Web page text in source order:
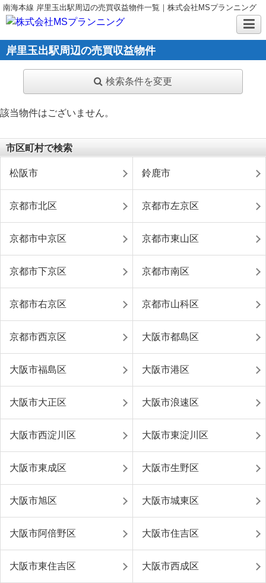
南海本線 岸里玉出駅周辺の売買収益物件一覧｜株式会社MSプランニング
岸里玉出駅周辺の売買収益物件
検索条件を変更
該当物件はございません。
市区町村で検索
松阪市 鈴鹿市
京都市北区 京都市左京区
京都市中京区 京都市東山区
京都市下京区 京都市南区
京都市右京区 京都市山科区
京都市西京区 大阪市都島区
大阪市福島区 大阪市港区
大阪市大正区 大阪市浪速区
大阪市西淀川区 大阪市東淀川区
大阪市東成区 大阪市生野区
大阪市旭区 大阪市城東区
大阪市阿倍野区 大阪市住吉区
大阪市東住吉区 大阪市西成区